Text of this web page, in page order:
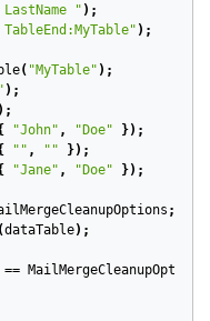
LastName " );
TableEnd:MyTable" );
( "MyTable" );
);
);
"John" , "Doe"
});
"" , ""
});
"Jane" , "Doe" });
;
(dataTable);
== MailMergeCleanupOptions